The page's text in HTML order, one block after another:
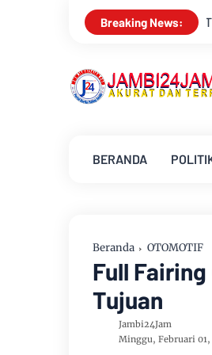
Breaking News:
Agro Tenera Unggul Dengan Warga
BERANDA
Beranda OTOMOTIF
Full Fairing
Tujuan
Jambi24Jam
Minggu, Februari